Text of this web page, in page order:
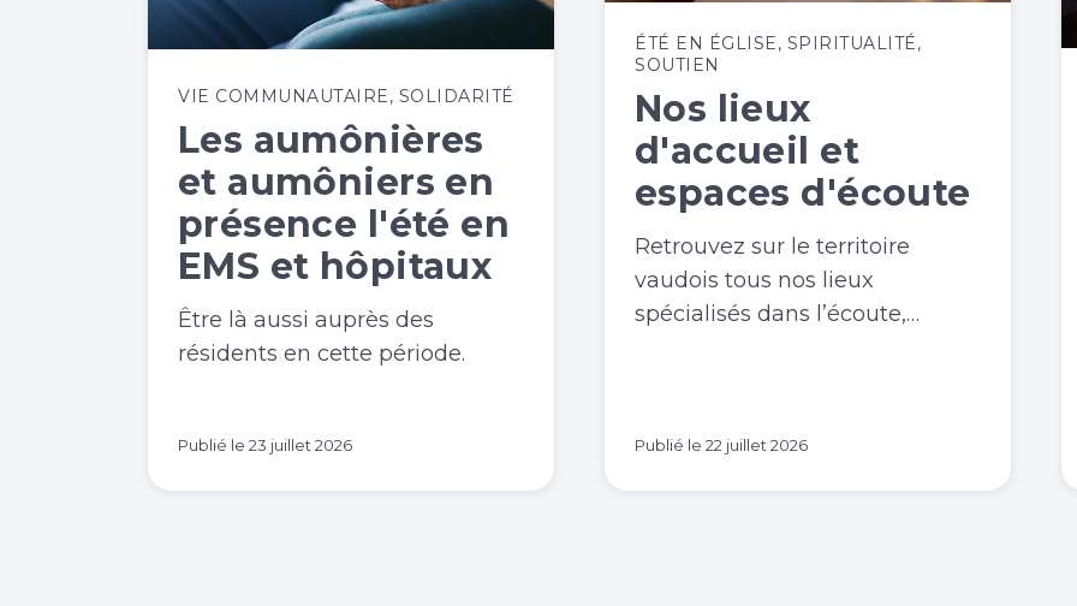
VIE COMMUNAUTAIRE, SOLIDARITÉ
Les aumônières
et aumôniers en
présence l'été en
EMS et hôpitaux
Être là aussi auprès des
résidents en cette période.
Publié le 23 juillet 2026
ÉTÉ EN ÉGLISE, SPIRITUALITÉ,
SOUTIEN
Nos lieux
d'accueil et
espaces d'écoute
Retrouvez sur le territoire
vaudois tous nos lieux
spécialisés dans l’écoute,…
Publié le 22 juillet 2026